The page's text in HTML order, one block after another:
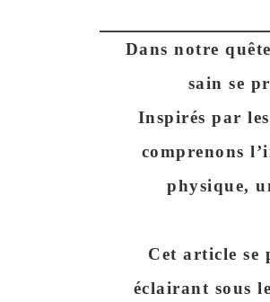
Dans notre
sain se
Inspirés par
comprenons
physique,
Cet article se
éclairant sous